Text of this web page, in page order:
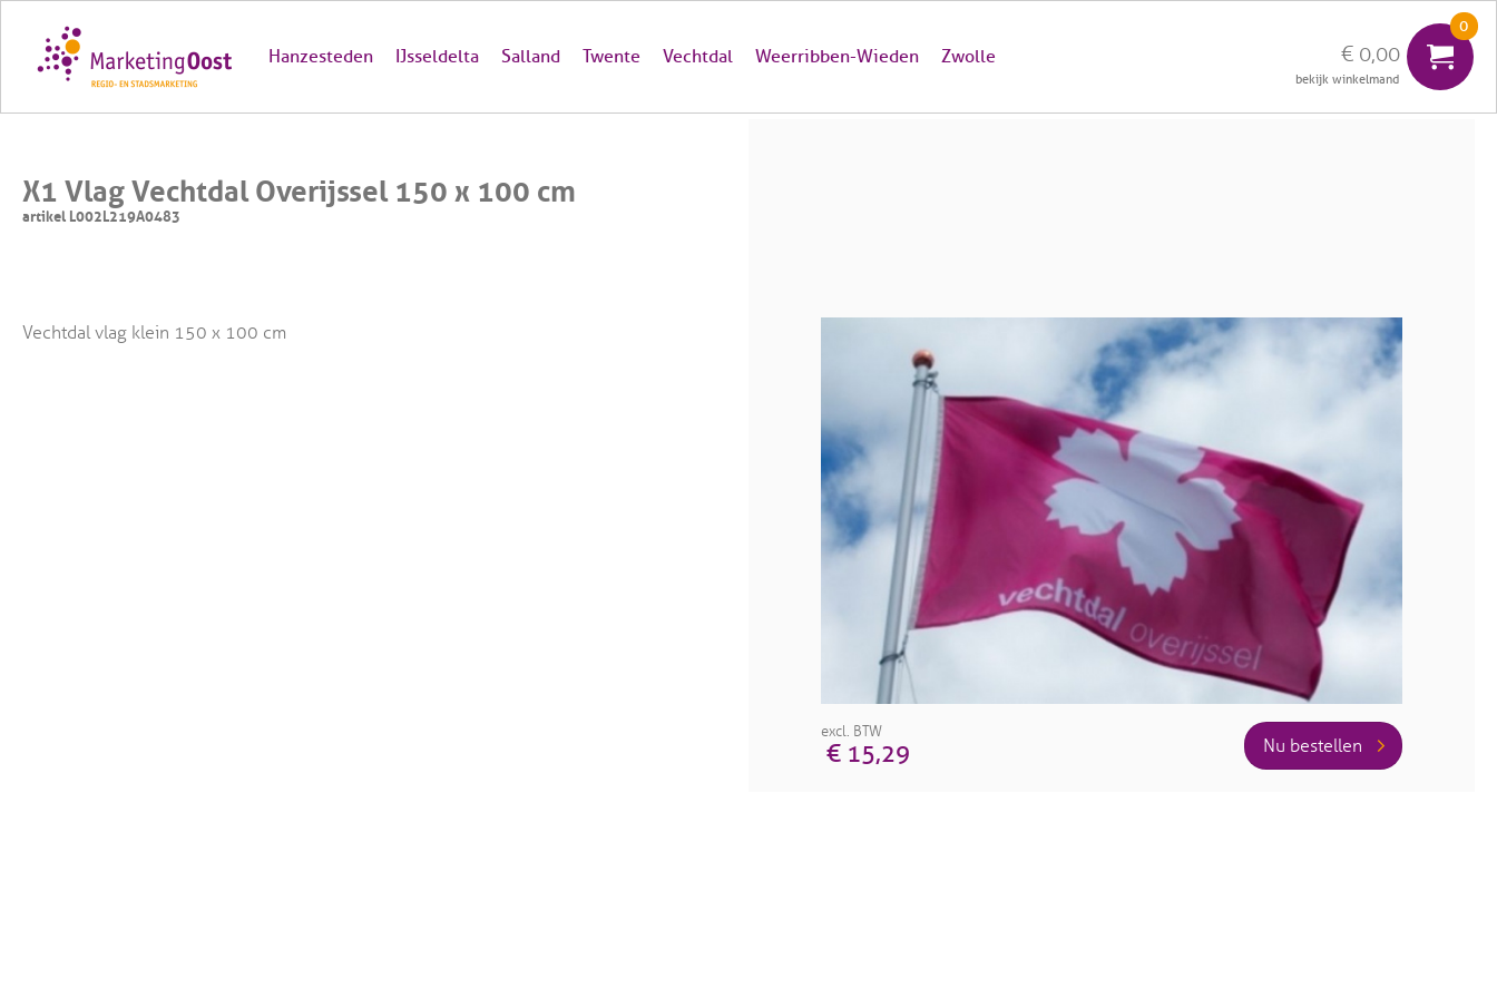
Hanzesteden IJsseldelta Salland Twente Vechtdal Weerribben-Wieden Zwolle
0
€ 0,00
X1 Vlag Vechtdal Overijssel 150 x 100 cm
artikel L002L219A0483
Vechtdal vlag klein 150 x 100 cm
excl. BTW
€ 15,29 Nu bestellen